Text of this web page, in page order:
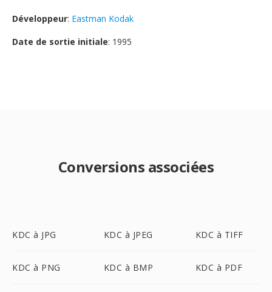
Développeur: Eastman Kodak
Date de sortie initiale: 1995
Conversions associées
KDC à JPG KDC à JPEG KDC à TIFF
KDC à PNG KDC à BMP KDC à PDF